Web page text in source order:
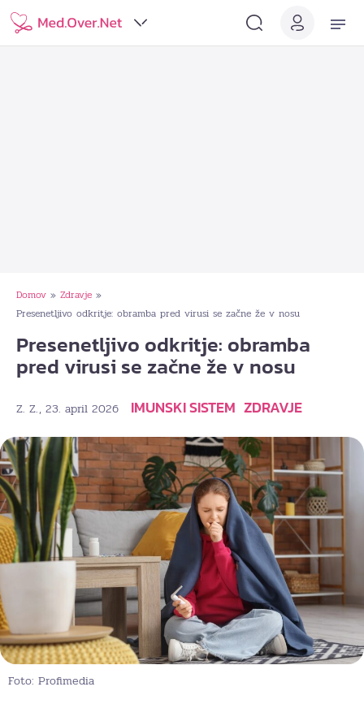
Domov » Zdravje »
Presenetljivo odkritje: obramba pred virusi se začne že v nosu
Presenetljivo odkritje: obramba
pred virusi se začne že v nosu
Z. Z., 23. april 2026 IMUNSKI SISTEM ZDRAVJE
Foto: Profimedia